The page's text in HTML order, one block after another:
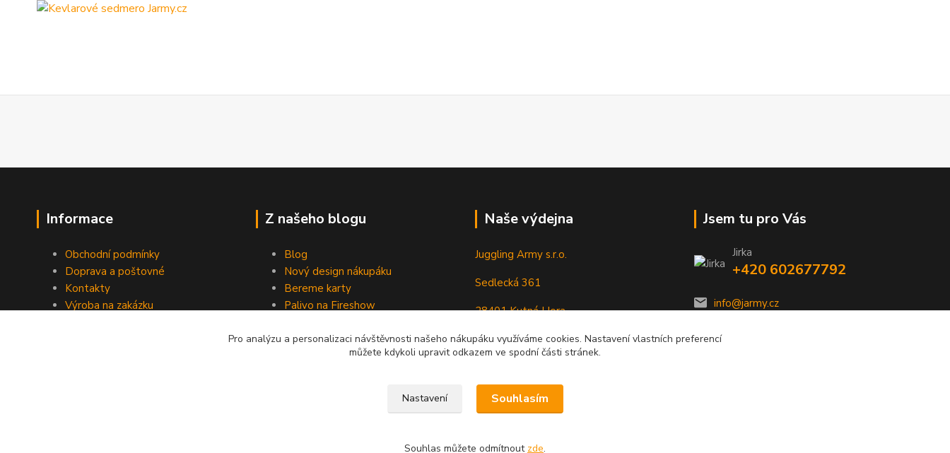
Informace
Obchodní podmínky
Doprava a poštovné
Kontakty
Výroba na zakázku
Z našeho blogu
Blog
Nový design nákupáku
Bereme karty
Palivo na Fireshow
Naše výdejna
Juggling Army s.r.o.
Sedlecká 361
28401 Kutná Hora
Jsem tu pro Vás
Jirka
+420 602677792
info@jarmy.cz
Pro analýzu a personalizaci návštěvnosti našeho nákupáku využíváme cookies. Nastavení vlastních preferencí
můžete kdykoli upravit odkazem ve spodní části stránek.
Nastavení Souhlasím
Souhlas můžete odmítnout zde.